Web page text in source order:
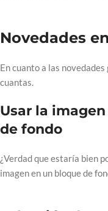
Novedades
En cuanto a las
cuantas.
Usar la
de fondo
¿Verdad que estaría bien
imagen en un bloque de